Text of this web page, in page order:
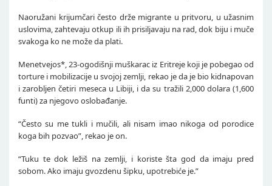
Naoružani krijumčari često drže migrante u pritvoru, u užasnim
uslovima, zahtevaju otkup ili ih prisiljavaju na rad, dok biju i muče
svakoga ko ne može da plati.
Menetvejos*, 23-ogodišnji muškarac iz Eritreje koji je pobegao od
torture i mobilizacije u svojoj zemlji, rekao je da je bio kidnapovan
i zarobljen četiri meseca u Libiji, i da su tražili 2,000 dolara (1,600
funti) za njegovo oslobađanje.
“Često su me tukli i mučili, ali nisam imao nikoga od porodice
koga bih pozvao”, rekao je on.
“Tuku te dok ležiš na zemlji, i koriste šta god da imaju pred
sobom. Ako imaju gvozdenu šipku, upotrebiće je.”